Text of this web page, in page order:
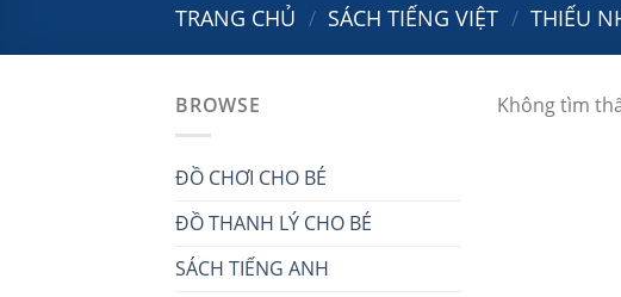
TRANG CHỦ / SÁCH TIẾNG VIỆT / THIẾU
BROWSE
ĐỒ CHƠI CHO BÉ
ĐỒ THANH LÝ CHO BÉ
SÁCH TIẾNG ANH
Không tìm